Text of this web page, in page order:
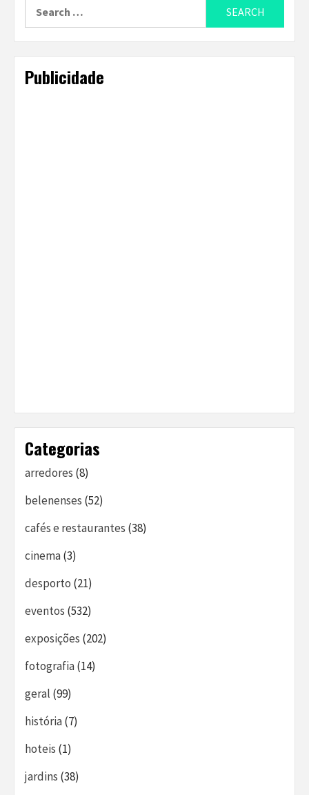
for:
Publicidade
Categorias
arredores (8)
belenenses (52)
cafés e restaurantes (38)
cinema(3)
desporto (21)
eventos (532)
exposições (202)
fotografia(14)
geral (99)
história(7)
hoteis (1)
jardins (38)